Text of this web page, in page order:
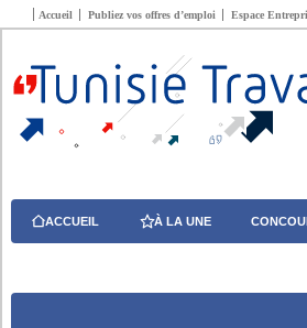
Accueil Publiez vos offres d’emploi Espace
ACCUEIL À LA UNE